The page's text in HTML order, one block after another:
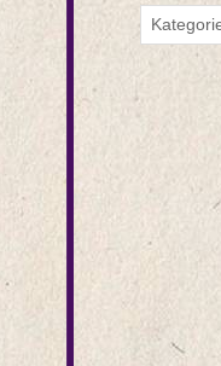
Kategorien